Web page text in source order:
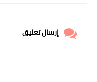
إرسال تعليق